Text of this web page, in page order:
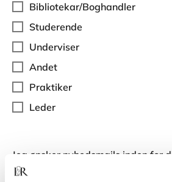
Bibliotekar/Boghandler
Studerende
Underviser
Andet
Praktiker
Leder
Jeg ønsker nyhedsmails inden for